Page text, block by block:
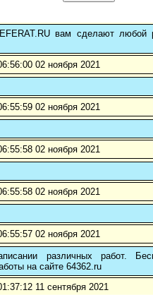
вам сделают
02 ноября 2021
02 ноября 2021
02 ноября 2021
02 ноября 2021
02 ноября 2021
различных работ.
на сайте 64362.ru
11 сентября 2021